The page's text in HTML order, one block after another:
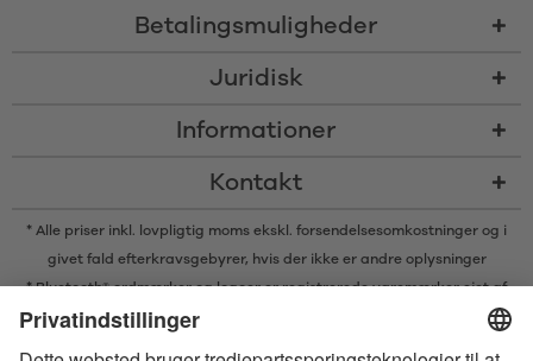
Betalingsmuligheder
Juridisk
Informationer
Kontakt
* Alle priser inkl. lovpligtig moms ekskl. forsendelsesomkostninger og i
givet fald efterkravsgebyrer, hvis der ikke er andre oplysninger
* Bluetooth® ordmærker og logoer er registrerede varemærker ejet af
Bluetooth SIG, Inc. og enhver brug af sådanne mærker af Satisfyer GmbH